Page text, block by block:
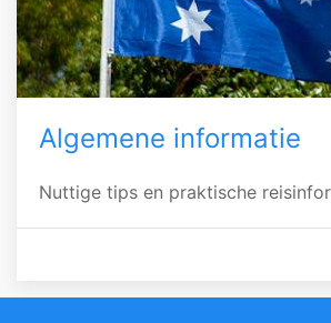
Algemene informatie
Nuttige tips en praktische